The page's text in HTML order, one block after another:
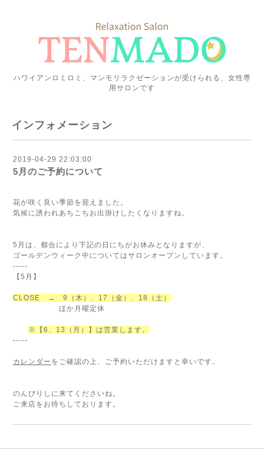
ハワイアンロミロミ、マンモリラクゼーションが受けられる、女性専
用サロンです
インフォメーション
2019-04-29 22:03:00
5月のご予約について
花が咲く良い季節を迎えました。
気候に誘われあちこちお出掛けしたくなりますね。
5月は、都合により下記の日にちがお休みとなりますが、
ゴールデンウィーク中についてはサロンオープンしています。
-----
【5月】
CLOSE → 9
（木）、17（金）、18（土）
ほか月曜定休
※【6、13（月）】は営業します。
-----
カレンダー をご確認の上、ご予約いただけますと幸いです。
のんびりしに来てくださいね。
ご来店をお待ちしております。